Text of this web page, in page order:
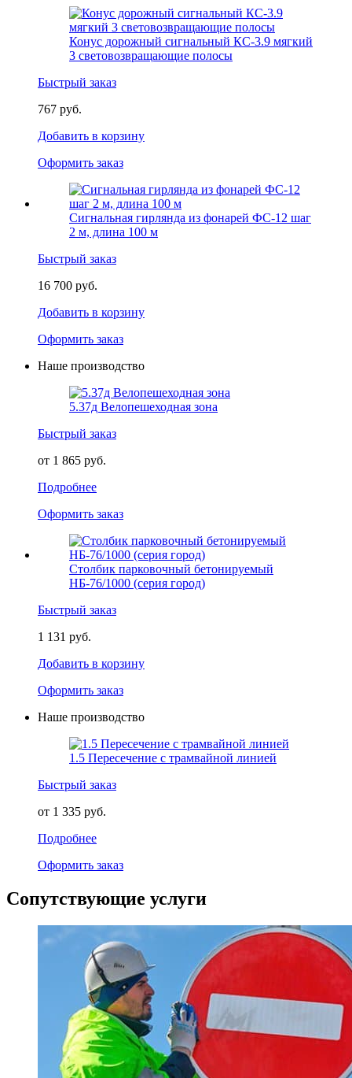
Конус дорожный сигнальный КС-3.9 мягкий
3 световозвращающие полосы
Быстрый заказ
767 руб.
Добавить в корзину
Оформить заказ
Сигнальная гирлянда из фонарей ФС-12 шаг
2 м, длина 100 м
Быстрый заказ
16 700 руб.
Добавить в корзину
Оформить заказ
Наше производство
5.37д Велопешеходная зона
Быстрый заказ
от 1 865 руб.
Подробнее
Оформить заказ
Столбик парковочный бетонируемый
НБ-76/1000 (серия город)
Быстрый заказ
1 131 руб.
Добавить в корзину
Оформить заказ
Наше производство
1.5 Пересечение с трамвайной линией
Быстрый заказ
от 1 335 руб.
Подробнее
Оформить заказ
Сопутствующие услуги